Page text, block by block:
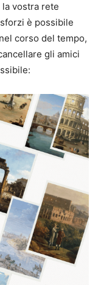
vostra rete
è possibile
corso del tempo,
gli amici